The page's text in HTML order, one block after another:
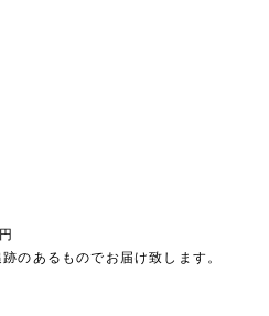
のあるものでお届け致します。